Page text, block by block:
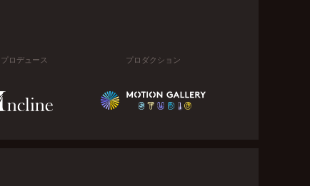
プロデュース プロダクション